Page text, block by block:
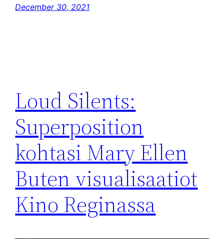
December 30, 2021
Loud Silents:
Superposition
kohtasi Mary Ellen
Buten visualisaatiot
Kino Reginassa